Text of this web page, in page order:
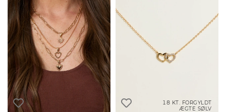
18 KT. FORGYLDT
ÆGTE SØLV